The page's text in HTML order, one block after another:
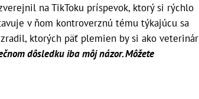
na TikToku príspevok, ktorý si rýchlo
v ňom kontroverznú tému týkajúcu sa
ktorých päť plemien by si ako veterinár
dôsledku iba môj názor. Môžete